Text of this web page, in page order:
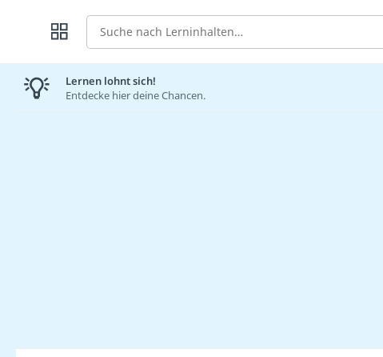
Suche
Lernen lohnt sich!
Entdecke hier deine Chancen.